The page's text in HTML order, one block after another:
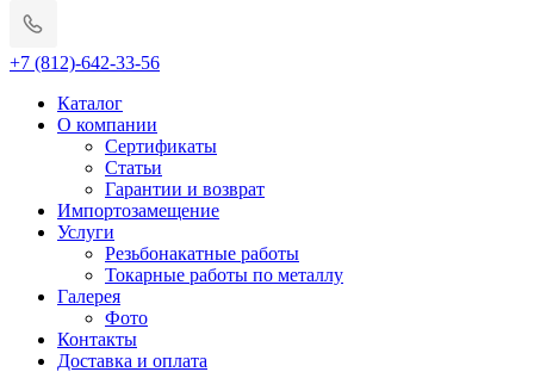
+7 (812)-642-33-56
Каталог
О компании
Сертификаты
Статьи
Гарантии и возврат
Импортозамещение
Услуги
Резьбонакатные работы
Токарные работы по металлу
Галерея
Фото
Контакты
Доставка и оплата